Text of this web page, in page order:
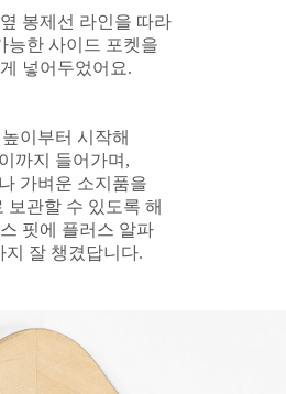
봉제선 라인을 따라
능한 사이드 포켓을
넣어두었어요.
이부터 시작해
까지 들어가며,
가벼운 소지품을
보관할 수 있도록 해
핏에 플러스 알파
지 잘 챙겼답니다.